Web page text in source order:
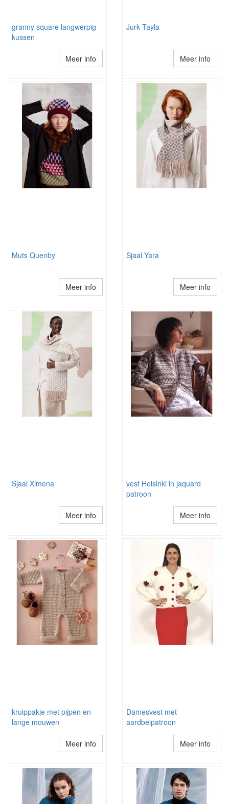
granny square langwerpig
kussen
Meer info
Jurk Tayla
Meer info
Muts Quenby
Meer info
Sjaal Yara
Meer info
Sjaal Ximena
Meer info
vest Helsinki in jaquard
patroon
Meer info
kruippakje met pijpen en
lange mouwen
Meer info
Damesvest met
aardbeipatroon
Meer info